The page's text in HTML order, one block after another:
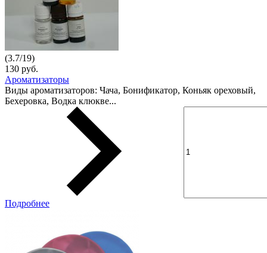
(3.7/19)
130 руб.
Ароматизаторы
Виды ароматизаторов: Чача, Бонификатор, Коньяк ореховый,
Бехеровка, Водка клюкве...
Подробнее